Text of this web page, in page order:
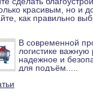
красивым, но и
как правильно
В современной
логистике важную
надежное и
для подъём